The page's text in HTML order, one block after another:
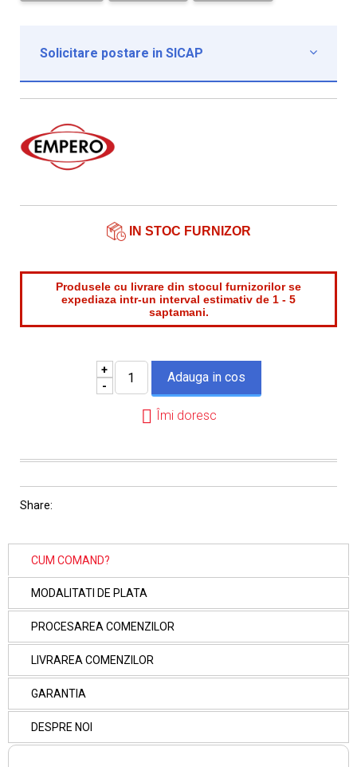
Solicitare postare in SICAP 
Institutie*
Nume contact*
IN STOC FURNIZOR
Produsele cu livrare din stocul furnizorilor se
expediaza intr-un interval estimativ de 1 - 5
saptamani.
+
-
Îmi doresc
Share:
CUM COMAND?
MODALITATI DE PLATA
PROCESAREA COMENZILOR
LIVRAREA COMENZILOR
GARANTIA
DESPRE NOI